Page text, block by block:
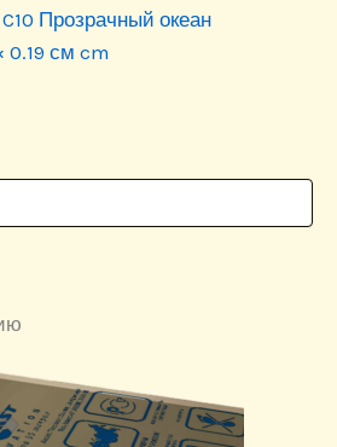
Прозрачный океан
0.19 см cm